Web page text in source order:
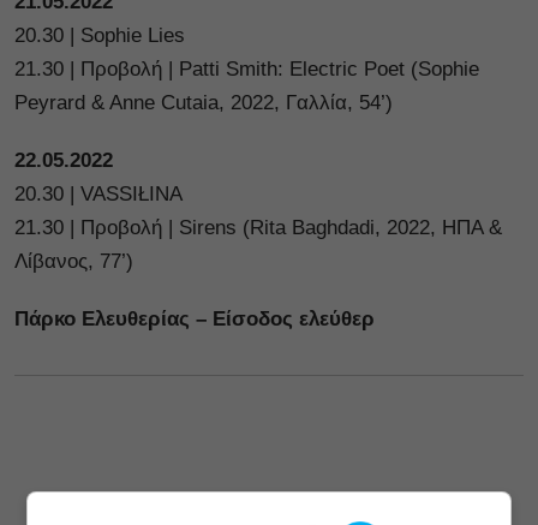
20.30 | Sophie Lies
21.30 | Προβολή | Patti Smith: Electric Poet (Sophie
Peyrard & Anne Cutaia, 2022, Γαλλία, 54’)
22.05.2022
20.30 | VASSIŁINA
21.30 | Προβολή | Sirens (Rita Baghdadi, 2022, ΗΠΑ &
Λίβανος, 77’)
Πάρκο Ελευθερίας – Είσοδος ελεύθερ